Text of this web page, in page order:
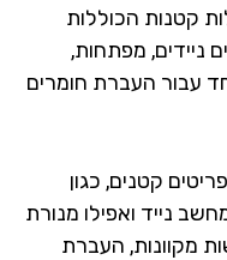
הכוללות
מפתחות,
העברת חומרים
קטנים, כגון
ואפילו מנורת
העברת